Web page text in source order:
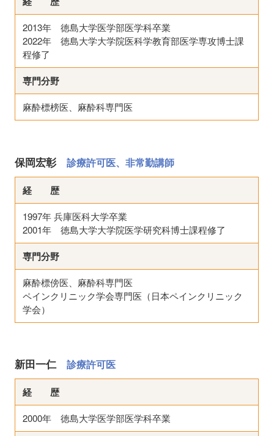
2013年 徳島大学医学部医学科卒業
2022年 徳島大学大学院医科学教育部医学専攻博士課
程修了
専門分野
麻酔標榜医、麻酔科専門医
保岡宏彰診療許可医、非常勤講師
経 歴
1997年 兵庫医科大学卒業
2001年 徳島大学大学院医学研究科博士課程修了
専門分野
麻酔標傍医、麻酔科専門医
ペインクリニック学会専門医（日本ペインクリニック
学会）
新田一仁診療許可医
経 歴
2000年 徳島大学医学部医学科卒業